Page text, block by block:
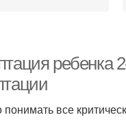
ребенка
все